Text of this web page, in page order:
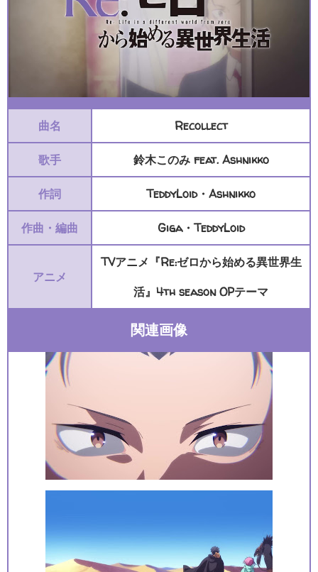
曲名 Recollect
歌手 鈴木このみ feat. Ashnikko
作詞 TeddyLoid・Ashnikko
作曲・編曲 Giga・TeddyLoid
アニメ
TVアニメ『Re:ゼロから始める異世界生
活』4th season OPテーマ
関連画像